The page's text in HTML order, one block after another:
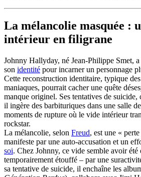
La mélancolie masquée :
intérieur en filigrane
Johnny Hallyday, né Jean-Philippe Smet,
son identité pour incarner un personnage
Cette reconstruction identitaire, typique
maniaques, pourrait cacher une quête
manque originel. Ses tentatives de suicide,
il ingère des barbituriques dans une salle
moments de rupture où le vide intérieur
rockstar.
La mélancolie, selon Freud, est une «
manifeste par une auto-accusation et un
soi. Chez Johnny, ce vide semble avoir
temporairement étouffé – par une
sa tentative de suicide, il enchaîne les